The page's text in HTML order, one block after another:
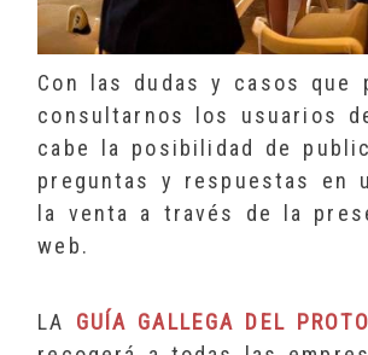
Con las dudas y casos que
consultarnos los usuarios
cabe la posibilidad de
preguntas y respuestas en
la venta a través de la
web.
LA GUÍA GALLEGA DEL